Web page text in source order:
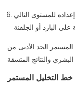
للمستوى التالي
الحد الأدنى من
خط التخليل المستمر